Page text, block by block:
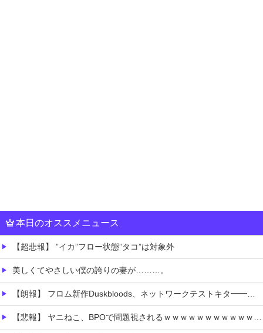
本日のオススメニュース
【超悲報】 ”イカ”フロー状態”タコ”は対象外
美しくてやさしい僕の誇りの妻が………。
【朗報】 フロム新作Duskbloods、ネットワークテストキタ━━━━(゜∀゜)━━━━!!
【悲報】 ヤニねこ、BPOで問題視されるｗｗｗｗｗｗｗｗｗｗｗｗｗ